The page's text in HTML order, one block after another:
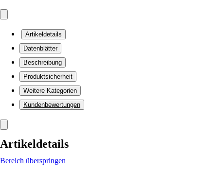
Artikeldetails
Datenblätter
Beschreibung
Produktsicherheit
Weitere Kategorien
Kundenbewertungen
Artikeldetails
Bereich überspringen